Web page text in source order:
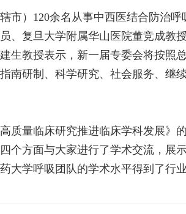
市）120余名从事中西医结合防治
、复旦大学附属华山医院董竞成教
生教授表示，新一届专委会将按照
南研制、科学研究、社会服务、继
质量临床研究推进临床学科发展》
个方面与大家进行了学术交流，展
大学呼吸团队的学术水平得到了行